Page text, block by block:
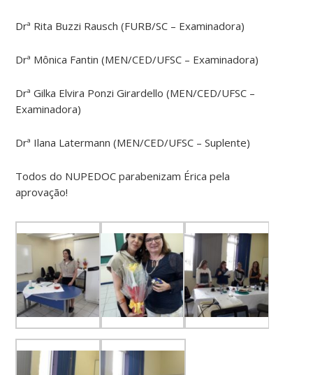
Drª Rita Buzzi Rausch (FURB/SC – Examinadora)
Drª Mônica Fantin (MEN/CED/UFSC – Examinadora)
Drª Gilka Elvira Ponzi Girardello (MEN/CED/UFSC –
Examinadora)
Drª Ilana Latermann (MEN/CED/UFSC – Suplente)
Todos do NUPEDOC parabenizam Érica pela
aprovação!